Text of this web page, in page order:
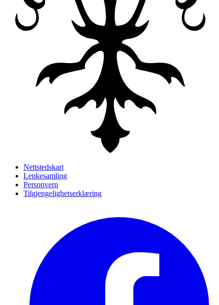
Nettstedskart
Lenkesamling
Personvern
Tilgjengelighetserklæring